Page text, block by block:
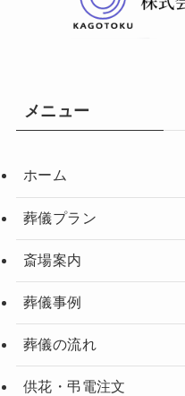
メニュー
ホーム
葬儀プラン
斎場案内
葬儀事例
葬儀の流れ
供花・弔電注文